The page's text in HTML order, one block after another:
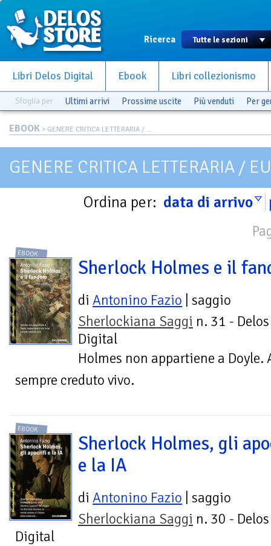
Ricerca
Libri Delos Digital Ebook Libri collezionismo
Sfoglia per Ultimi arrivi Prossime uscite Più venduti Per
EBOOK > GENERE CRITICA LETTERARIA / ...
GENERE CRITICA LETTERARIA /
Ordina per: data di arrivo
EBOOK
Sherlock Holmes e il
di Antonino Fazio | saggio
Sherlockiana Saggi n. 31 - Delos
Digital
Holmes non appartiene a
sempre creduto vivo.
EBOOK
Sherlock Holmes, gli
e la IA
di Antonino Fazio | saggio
Sherlockiana Saggi n. 30 - Delos
Digital